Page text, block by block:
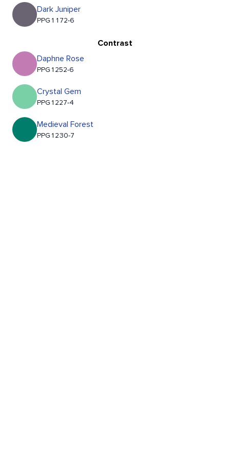
Dark Juniper
PPG1172-6
Contrast
Daphne Rose
PPG1252-6
Crystal Gem
PPG1227-4
Medieval Forest
PPG1230-7